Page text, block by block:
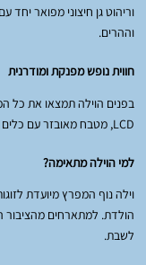
וריהוט גן חיצוני מפואר
וההרים.
חווית נופש מפנקת ומודרנית
בפנים הוילה תמצאו את כל
LCD, מטבח מאובזר עם כלים איכותיים כמו מקרר, כיריים וקומקום חשמלי.
למי הוילה מתאימה?
וילה נוף המפרץ מיועדת
הולדת. למתארחים מהציבור
לשבת.